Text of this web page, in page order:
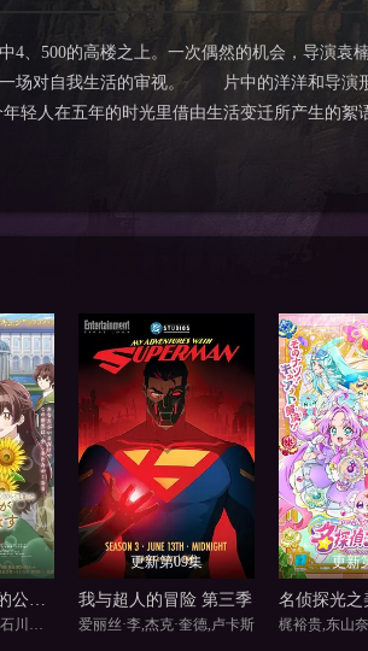
、500的高楼之上。一次偶然的机会，导演袁
一场对自我生活的审视。 片中的洋洋和导演
轻人在五年的时光里借由生活变迁所产生的絮
说了不打算爱我的公爵继承人，不知为何对我宠爱有加
榎木淳弥,内田真礼,石川由依,
更新第09集
我与超人的冒险 第三季
爱丽丝·李,杰克·奎德,卢卡斯
更新
名侦探光之